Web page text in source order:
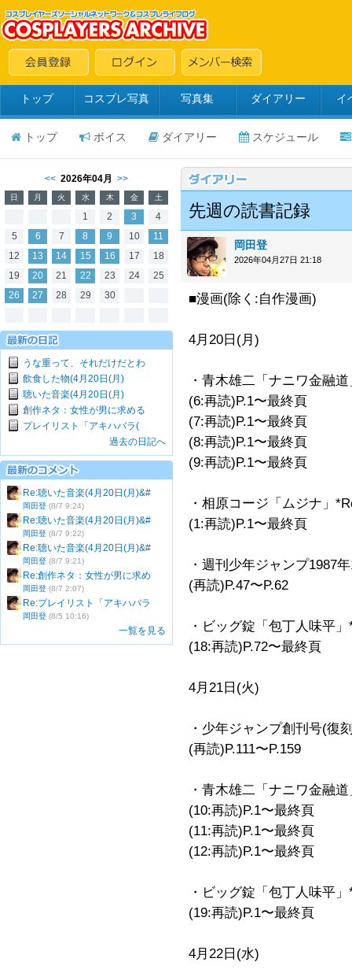
トップ コスプレ写真 写真集 ダイアリー イ
トップ ボイス ダイアリー スケジュール
<< 2026年04月 >>
日 月 火 水 木 金 土
1 2 3
4
5
6 7 8 9 10
11
12
13 14 15 16 17
18
19
20 21 22 23 24
25
26
27 28 29 30
うな重って、それだけだとわ
飲食した物(4月20日(月)
聴いた音楽(4月20日(月)
創作ネタ：女性が男に求める
プレイリスト「アキハバラ(
過去の日記へ
Re:聴いた音楽(4月20日(月)&#
岡田登 (8/7 9:24)
Re:聴いた音楽(4月20日(月)&#
岡田登 (8/7 9:22)
Re:聴いた音楽(4月20日(月)&#
岡田登 (8/7 9:21)
Re:創作ネタ：女性が男に求め
岡田登 (8/7 2:07)
Re:プレイリスト「アキハバラ
岡田登 (8/5 10:16)
一覧を見る
先週の読書記録
岡田登
2026年04月27日 21:18
■漫画(除く:自作漫画)
4月20日(月)
・青木雄二「ナニワ金融道
(6:再読)P.1〜最終頁
(7:再読)P.1〜最終頁
(8:再読)P.1〜最終頁
(9:再読)P.1〜最終頁
・相原コージ「ムジナ」
(1:再読)P.1〜最終頁
・週刊少年ジャンプ1987
(再読)P.47〜P.62
・ビッグ錠「包丁人味平
(18:再読)P.72〜最終頁
4月21日(火)
・少年ジャンプ創刊号(復
(再読)P.111〜P.159
・青木雄二「ナニワ金融道
(10:再読)P.1〜最終頁
(11:再読)P.1〜最終頁
(12:再読)P.1〜最終頁
・ビッグ錠「包丁人味平
(19:再読)P.1〜最終頁
4月22日(水)